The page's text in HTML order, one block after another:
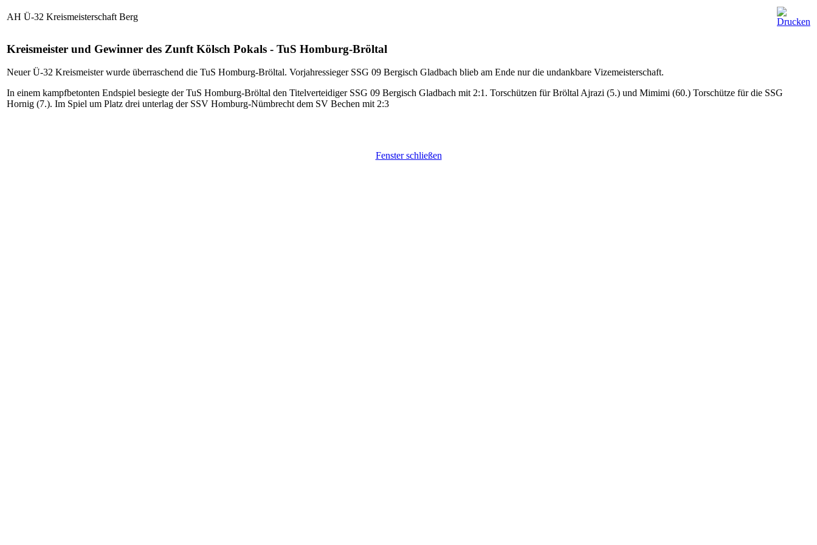
AH Ü-32 Kreismeisterschaft Berg
Kreismeister und Gewinner des Zunft Kölsch Pokals - TuS Homburg-Bröltal
Neuer Ü-32 Kreismeister wurde überraschend die TuS Homburg-Bröltal. Vorjahressieger SSG 09 Bergisch Gladbach blieb am Ende nur die undankbare Vizemeisterschaft.
In einem kampfbetonten Endspiel besiegte der TuS Homburg-Bröltal den Titelverteidiger SSG 09 Bergisch Gladbach mit 2:1. Torschützen für Bröltal Ajrazi (5.) und Mimimi (60.) Torschütze für die SSG
Hornig (7.). Im Spiel um Platz drei unterlag der SSV Homburg-Nümbrecht dem SV Bechen mit 2:3
Fenster schließen